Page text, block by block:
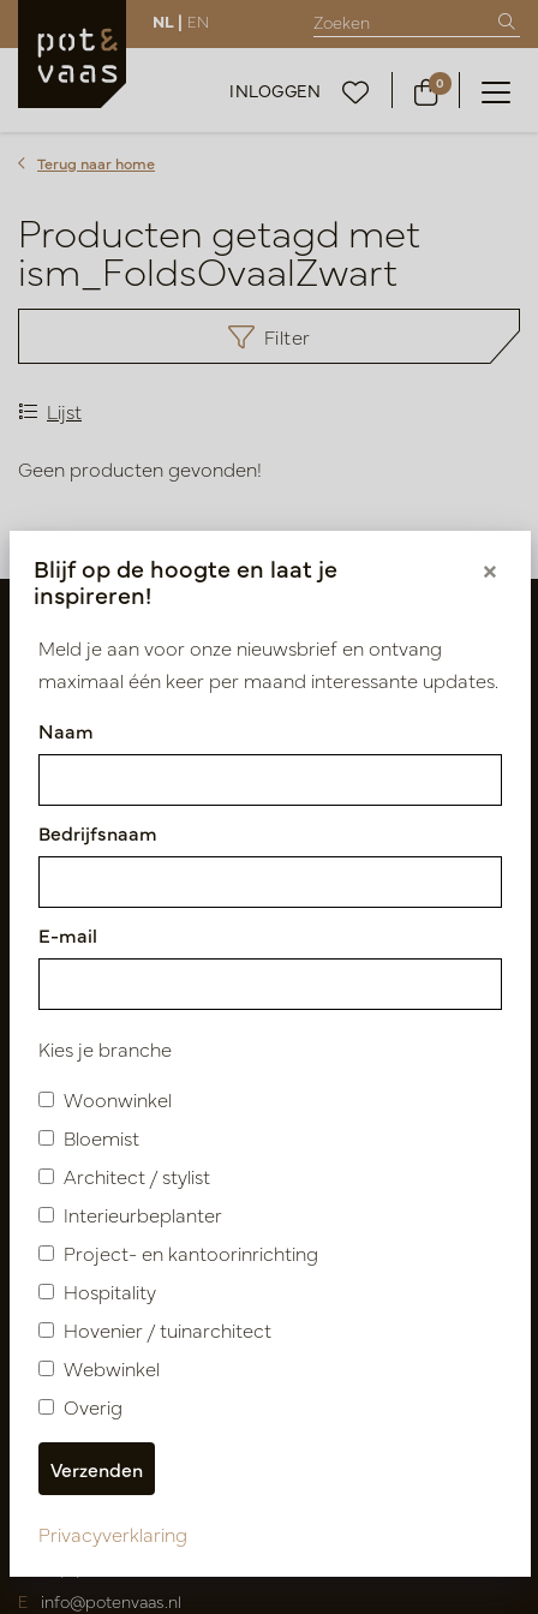
NL | EN
INLOGGEN 0
Terug naar home
Producten getagd met
ism_FoldsOvaalZwart
Filter
Lijst
Geen producten gevonden!
Volg ons
Nieuwsbrief
Abonneer
Klantenservice
Contact
Over ons
Nieuwsbrief
Privacy Policy
Leveringsvoorwaarden
Mijn account
Inloggen
Mijn bestellingen
Mijn favorieten
Pot&Vaas Showrooms
E info@potenvaas.nl
Blijf op de hoogte en laat je
inspireren!
×
Meld je aan voor onze nieuwsbrief en ontvang
maximaal één keer per maand interessante updates.
Naam
Bedrijfsnaam
E-mail
Kies je branche
Woonwinkel
Bloemist
Architect / stylist
Interieurbeplanter
Project- en kantoorinrichting
Hospitality
Hovenier / tuinarchitect
Webwinkel
Overig
Privacyverklaring